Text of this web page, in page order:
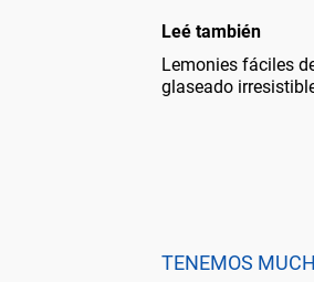
Leé también
Lemonies fáciles
glaseado
TENEMOS